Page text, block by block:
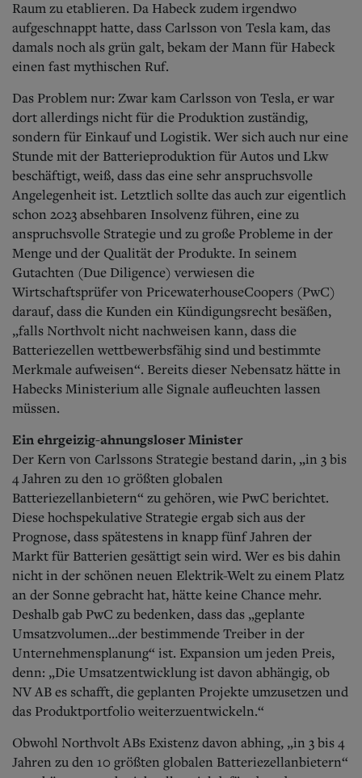
Raum zu etablieren. Da Habeck zudem irgendwo
aufgeschnappt hatte, dass Carlsson von Tesla kam, das
damals noch als grün galt, bekam der Mann für Habeck
einen fast mythischen Ruf.
Das Problem nur: Zwar kam Carlsson von Tesla, er war
dort allerdings nicht für die Produktion zuständig,
sondern für Einkauf und Logistik. Wer sich auch nur eine
Stunde mit der Batterieproduktion für Autos und Lkw
beschäftigt, weiß, dass das eine sehr anspruchsvolle
Angelegenheit ist. Letztlich sollte das auch zur eigentlich
schon 2023 absehbaren Insolvenz führen, eine zu
anspruchsvolle Strategie und zu große Probleme in der
Menge und der Qualität der Produkte. In seinem
Gutachten (Due Diligence) verwiesen die
Wirtschaftsprüfer von PricewaterhouseCoopers (PwC)
darauf, dass die Kunden ein Kündigungsrecht besäßen,
„falls Northvolt nicht nachweisen kann, dass die
Batteriezellen wettbewerbsfähig sind und bestimmte
Merkmale aufweisen“. Bereits dieser Nebensatz hätte in
Habecks Ministerium alle Signale aufleuchten lassen
müssen.
Ein ehrgeizig-ahnungsloser Minister
Der Kern von Carlssons Strategie bestand darin, „in 3 bis
4 Jahren zu den 10 größten globalen
Batteriezellanbietern“ zu gehören, wie PwC berichtet.
Diese hochspekulative Strategie ergab sich aus der
Prognose, dass spätestens in knapp fünf Jahren der
Markt für Batterien gesättigt sein wird. Wer es bis dahin
nicht in der schönen neuen Elektrik-Welt zu einem Platz
an der Sonne gebracht hat, hätte keine Chance mehr.
Deshalb gab PwC zu bedenken, dass das „geplante
Umsatzvolumen...der bestimmende Treiber in der
Unternehmensplanung“ ist. Expansion um jeden Preis,
denn: „Die Umsatzentwicklung ist davon abhängig, ob
NV AB es schafft, die geplanten Projekte umzusetzen und
das Produktportfolio weiterzuentwickeln.“
Obwohl Northvolt ABs Existenz davon abhing, „in 3 bis 4
Jahren zu den 10 größten globalen Batteriezellanbietern“